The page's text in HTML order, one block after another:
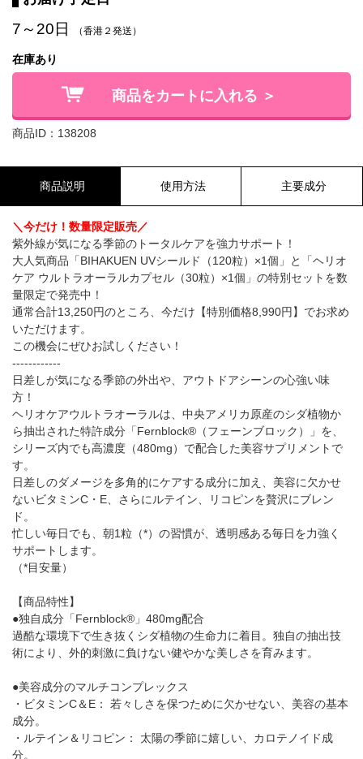
7～20日 （香港２発送）
在庫あり
商品をカートに入れる ＞
商品ID：138208
商品説明 使用方法 主要成分
＼今だけ！数量限定販売／
紫外線が気になる季節のトータルケアを強力サポート！
大人気商品「BIHAKUEN UVシールド（120粒）×1個」と「ヘリオ
ケア ウルトラオーラルカプセル（30粒）×1個」の特別セットを数
量限定で発売中！
通常合計13,250円のところ、今だけ【特別価格8,990円】でお求め
いただけます。
この機会にぜひお試しください！
------------
日差しが気になる季節の外出や、アウトドアシーンの心強い味
方！
ヘリオケアウルトラオーラルは、中央アメリカ原産のシダ植物か
ら抽出された特許成分「Fernblock®（フェーンブロック）」を、
シリーズ内でも高濃度（480mg）で配合した美容サプリメントで
す。
日差しのダメージを多角的にケアする成分に加え、美容に欠かせ
ないビタミンC・E、さらにルテイン、リコピンを贅沢にブレン
ド。
忙しい毎日でも、朝1粒（*）の習慣が、透明感ある毎日を力強く
サポートします。
（*目安量）
【商品特性】
●独自成分「Fernblock®」480mg配合
過酷な環境下で生き抜くシダ植物の生命力に着目。独自の抽出技
術により、外的刺激に負けない健やかな美しさを育みます。
●美容成分のマルチコンプレックス
・ビタミンC＆E： 若々しさを保つために欠かせない、美容の基本
成分。
・ルテイン＆リコピン： 太陽の季節に嬉しい、カロテノイド成
分。